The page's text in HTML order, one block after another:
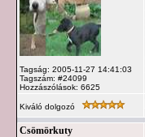
Tagság: 2005-11-27 14:41:03
Tagszám: #24099
Hozzászólások: 6625
Kiváló dolgozó
Csömörkuty